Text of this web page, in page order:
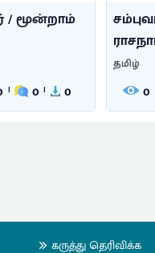
/ மூன்றாம்
| 0 | 0
தமிழ்
0
கருத்து தெரிவிக்க